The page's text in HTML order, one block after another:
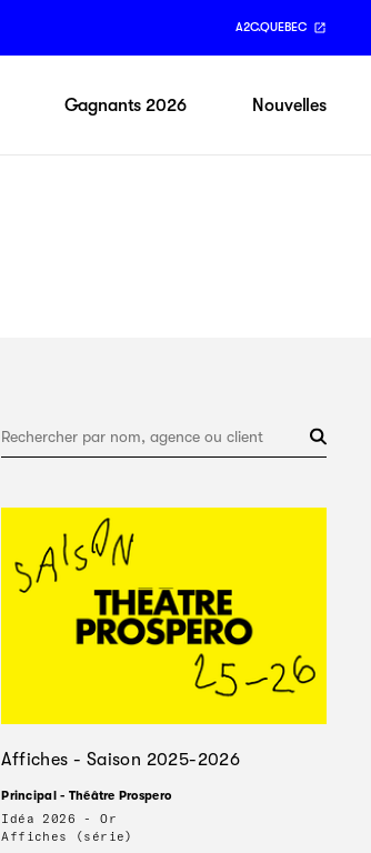
A2C.QUEBEC
Gagnants 2026 Nouvelles
Rechercher par nom, agence ou client
Affiches - Saison 2025-2026
Principal - Théâtre Prospero
Idéa 2026 - Or
Affiches (série)